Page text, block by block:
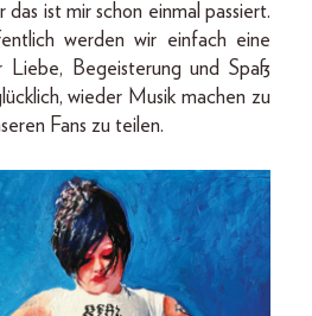
ist mir schon einmal passiert.
werden wir einfach eine
Begeisterung und Spaß
wieder Musik machen zu
Fans zu teilen.